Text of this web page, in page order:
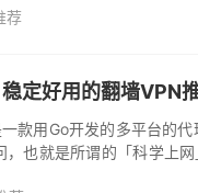
荐
定好用的翻墙VPN
款用Go开发的多平台的
，也就是所谓的「科学上